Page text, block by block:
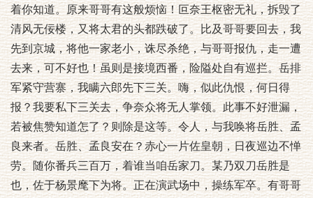
着你知道。原来哥哥有这般烦恼！叵奈王枢密无礼，拆毁了
清风无佞楼，又将太君的头都跌破了。比及哥哥要回去，我
先到京城，将他一家老小，诛尽杀绝，与哥哥报仇，走一遭
去来，可不好也！虽则是接境西番，险隘处自有巡拦。岳排
军紧守营寨，我瞒六郎先下三关。嗨，似此仇恨，何日得
报？我要私下三关去，争奈众将无人掌领。此事不好泄漏，
若被焦赞知道怎了？则除是这等。令人，与我唤将岳胜、孟
良来者。岳胜、孟良安在？赤心一片佐皇朝，日夜巡边不惮
劳。随你番兵三百万，着谁当咱岳家刀。某乃双刀岳胜是
也，佐于杨景麾下为将。正在演武场中，操练军卒。有哥哥